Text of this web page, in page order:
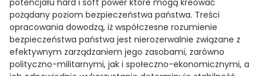
pożądany poziom bezpieczeństwa państwa. Treści
opracowania dowodzą, iż współczesne rozumienie
bezpieczeństwa państwa jest nierozerwalnie związane z
efektywnym zarządzaniem jego zasobami, zarówno
polityczno-militarnymi, jak i społeczno-ekonomicznymi, a